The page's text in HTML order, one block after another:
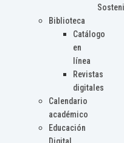
Biblioteca
Catálogo
en
línea
Revistas
digitales
Calendario
académico
Educación